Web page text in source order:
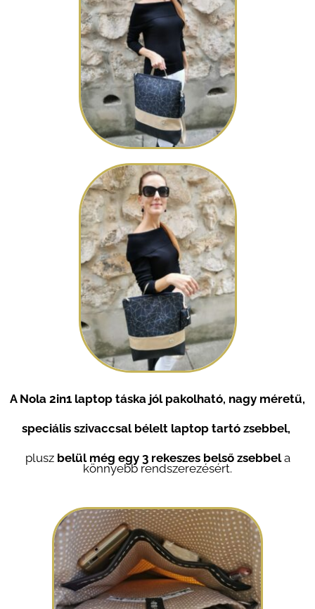
A Nola 2in1 laptop táska jól pakolható, nagy méretű,
speciális szivaccsal bélelt laptop tartó zsebbel,
plusz belül még egy 3 rekeszes belső zsebbela
könnyebb rendszerezésért.